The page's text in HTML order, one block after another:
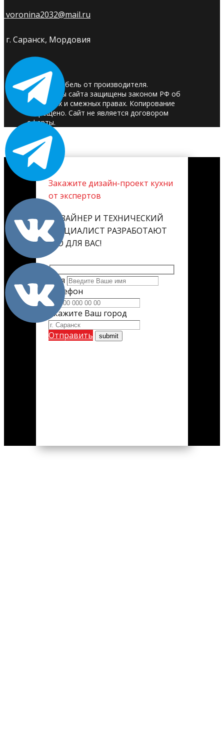
voronina2032@mail.ru
г. Саранск, Мордовия
© 2025. Мебель от производителя.
Материалы сайта защищены законом РФ об
авторских и смежных правах. Копирование
запрещено. Сайт не является договором
оферты.
Закажите дизайн-проект кухни
от экспертов
ДИЗАЙНЕР И ТЕХНИЧЕСКИЙ
СПЕЦИАЛИСТ РАЗРАБОТАЮТ
ЕГО ДЛЯ ВАС!
Имя
Телефон
Укажите Ваш город
Отправить